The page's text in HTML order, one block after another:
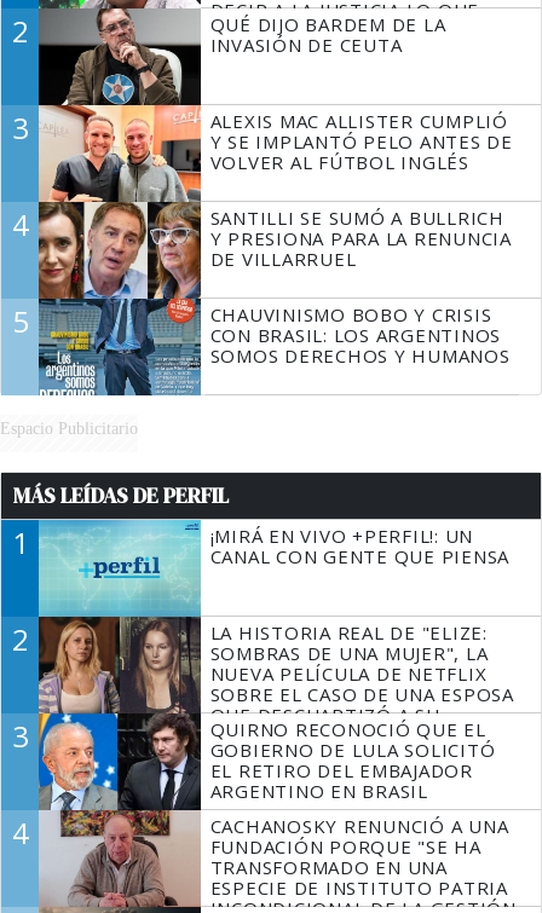
DECIR A LA JUSTICIA LO QUE
TIENE QUE HACER"
2
QUÉ DIJO BARDEM DE LA
INVASIÓN DE CEUTA
3
ALEXIS MAC ALLISTER CUMPLIÓ
Y SE IMPLANTÓ PELO ANTES DE
VOLVER AL FÚTBOL INGLÉS
4
SANTILLI SE SUMÓ A BULLRICH
Y PRESIONA PARA LA RENUNCIA
DE VILLARRUEL
5
CHAUVINISMO BOBO Y CRISIS
CON BRASIL: LOS ARGENTINOS
SOMOS DERECHOS Y HUMANOS
Espacio Publicitario
MÁS LEÍDAS DE PERFIL
1
¡MIRÁ EN VIVO +PERFIL!: UN
CANAL CON GENTE QUE PIENSA
2
LA HISTORIA REAL DE "ELIZE:
SOMBRAS DE UNA MUJER", LA
NUEVA PELÍCULA DE NETFLIX
SOBRE EL CASO DE UNA ESPOSA
QUE DESCUARTIZÓ A SU
MARIDO
3
QUIRNO RECONOCIÓ QUE EL
GOBIERNO DE LULA SOLICITÓ
EL RETIRO DEL EMBAJADOR
ARGENTINO EN BRASIL
4
CACHANOSKY RENUNCIÓ A UNA
FUNDACIÓN PORQUE "SE HA
TRANSFORMADO EN UNA
ESPECIE DE INSTITUTO PATRIA
INCONDICIONAL DE LA GESTIÓN